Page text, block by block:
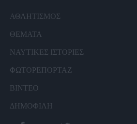
ΑΘΛΗΤΙΣΜΟΣ
ΘΕΜΑΤΑ
ΝΑΥΤΙΚΕΣ ΙΣΤΟΡΙΕΣ
ΦΩΤΟΡΕΠΟΡΤΑΖ
ΒΙΝΤΕΟ
ΔΗΜΟΦΙΛΗ